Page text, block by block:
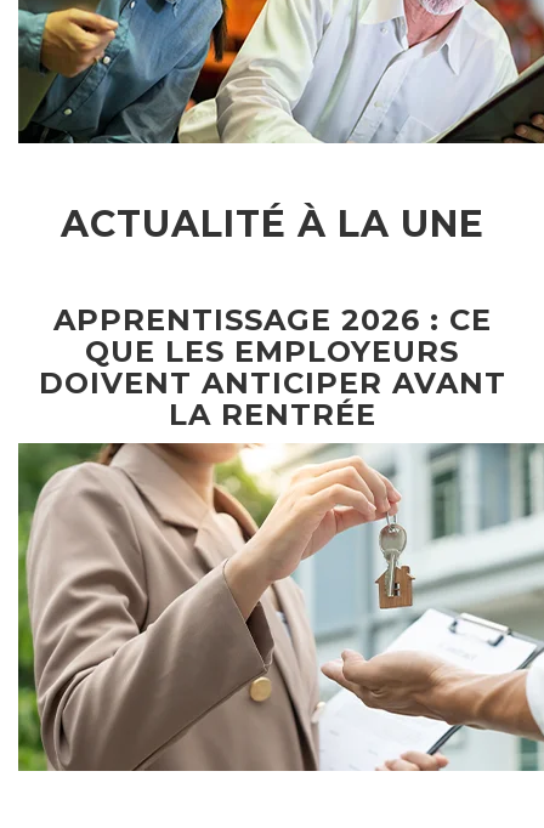
ACTUALITÉ À LA UNE
APPRENTISSAGE 2026 : CE
QUE LES EMPLOYEURS
DOIVENT ANTICIPER AVANT
LA RENTRÉE